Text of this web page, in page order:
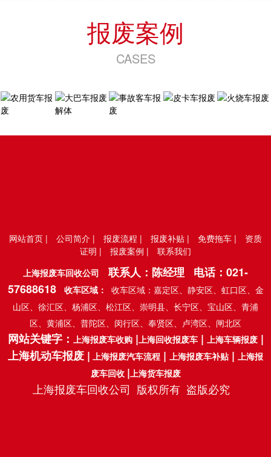
报废案例
CASES
农用货车
报废
大巴车报
废解体
报废
废
网站首页 | 公司简介 | 报废流程 | 报废补贴 | 免费拖车 | 资质
证明 | 报废案例 | 联系我们
上海报废车回收公司
联系人：陈经理 电话： 021-
57688618
收车区域：
收车区域：嘉定区、静安区、虹口区、金
山区、徐汇区、杨浦区、松江区、崇明县、长宁区、宝山区、青浦
区、黄浦区、普陀区、闵行区、奉贤区、卢湾区、闸北区
网站关键字： 上海报废车收购|上海回收报废车| 上海车辆报废|
上海机动车报废 | 上海报废汽车流程 | 上海报废车补贴| 上海报
废车回收 |上海货车报废
上海报废车回收公司 版权所有 盗版必究